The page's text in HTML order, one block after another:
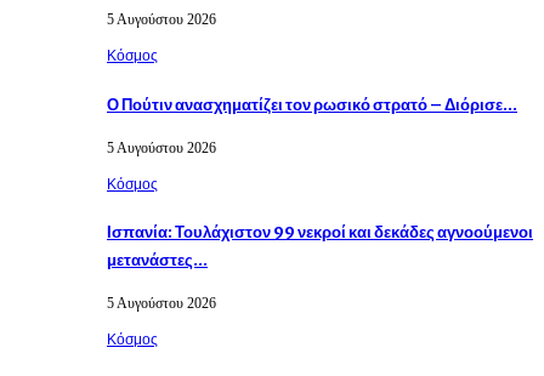
5 Αυγούστου 2026
Κόσμος
Ο Πούτιν ανασχηματίζει τον ρωσικό στρατό – Διόρισε…
5 Αυγούστου 2026
Κόσμος
Ισπανία: Τουλάχιστον 99 νεκροί και δεκάδες αγνοούμενοι
μετανάστες…
5 Αυγούστου 2026
Κόσμος